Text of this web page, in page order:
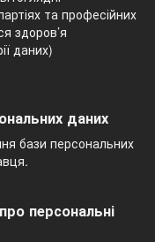
та професійних
здоров’я
даних)
даних
бази персональних
персональні